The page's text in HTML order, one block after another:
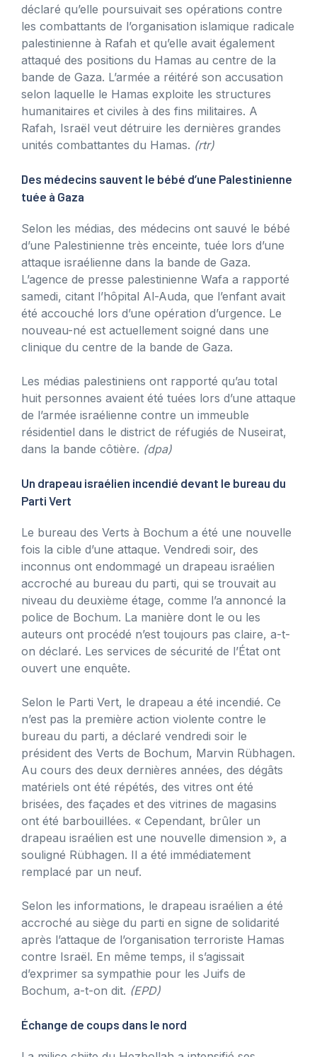
déclaré qu’elle poursuivait ses opérations contre
les combattants de l’organisation islamique radicale
palestinienne à Rafah et qu’elle avait également
attaqué des positions du Hamas au centre de la
bande de Gaza. L’armée a réitéré son accusation
selon laquelle le Hamas exploite les structures
humanitaires et civiles à des fins militaires. A
Rafah, Israël veut détruire les dernières grandes
unités combattantes du Hamas. (rtr)
Des médecins sauvent le bébé d’une Palestinienne
tuée à Gaza
Selon les médias, des médecins ont sauvé le bébé
d’une Palestinienne très enceinte, tuée lors d’une
attaque israélienne dans la bande de Gaza.
L’agence de presse palestinienne Wafa a rapporté
samedi, citant l’hôpital Al-Auda, que l’enfant avait
été accouché lors d’une opération d’urgence. Le
nouveau-né est actuellement soigné dans une
clinique du centre de la bande de Gaza.
Les médias palestiniens ont rapporté qu’au total
huit personnes avaient été tuées lors d’une attaque
de l’armée israélienne contre un immeuble
résidentiel dans le district de réfugiés de Nuseirat,
dans la bande côtière. (dpa)
Un drapeau israélien incendié devant le bureau du
Parti Vert
Le bureau des Verts à Bochum a été une nouvelle
fois la cible d’une attaque. Vendredi soir, des
inconnus ont endommagé un drapeau israélien
accroché au bureau du parti, qui se trouvait au
niveau du deuxième étage, comme l’a annoncé la
police de Bochum. La manière dont le ou les
auteurs ont procédé n’est toujours pas claire, a-t-
on déclaré. Les services de sécurité de l’État ont
ouvert une enquête.
Selon le Parti Vert, le drapeau a été incendié. Ce
n’est pas la première action violente contre le
bureau du parti, a déclaré vendredi soir le
président des Verts de Bochum, Marvin Rübhagen.
Au cours des deux dernières années, des dégâts
matériels ont été répétés, des vitres ont été
brisées, des façades et des vitrines de magasins
ont été barbouillées. « Cependant, brûler un
drapeau israélien est une nouvelle dimension », a
souligné Rübhagen. Il a été immédiatement
remplacé par un neuf.
Selon les informations, le drapeau israélien a été
accroché au siège du parti en signe de solidarité
après l’attaque de l’organisation terroriste Hamas
contre Israël. En même temps, il s’agissait
d’exprimer sa sympathie pour les Juifs de
Bochum, a-t-on dit. (EPD)
Échange de coups dans le nord